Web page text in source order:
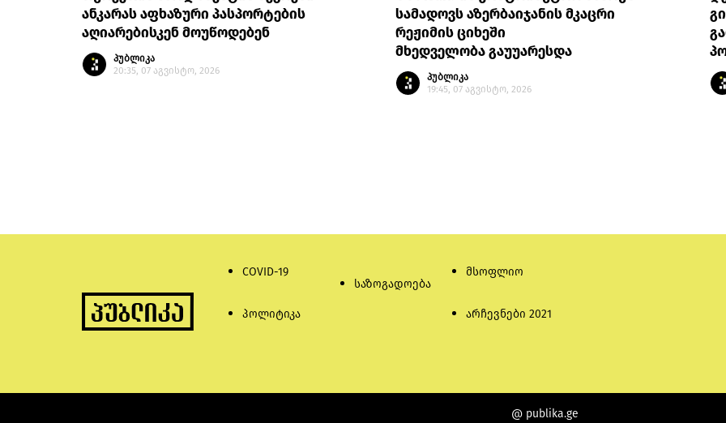
ანკარას აფხაზური პასპორტების
აღიარებისკენ მოუწოდებენ
პუბლიკა
20:35, 07 აგვისტო, 2026
სამადოვს აზერბაიჯანის მკაცრი
რეჟიმის ციხეში
მხედველობა გაუუარესდა
პუბლიკა
19:45, 07 აგვისტო, 2026
COVID-19
პოლიტიკა
საზოგადოება
მსოფლიო
არჩევნები 2021
@ publika.ge